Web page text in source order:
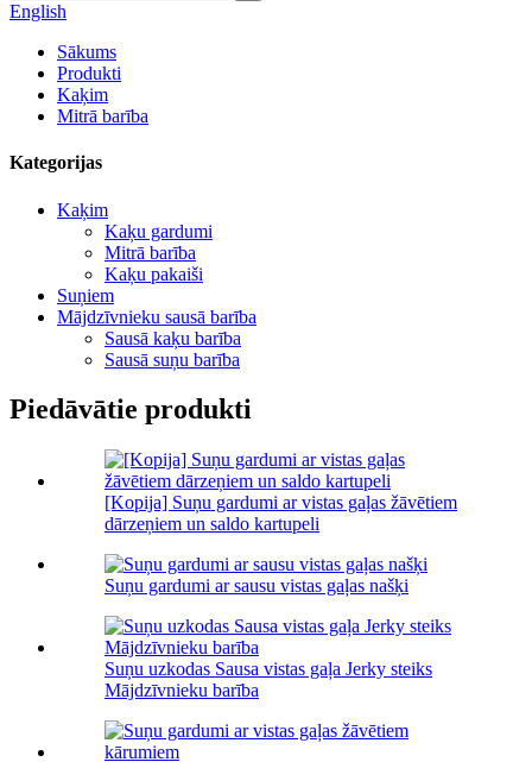
English
Sākums
Produkti
Kaķim
Mitrā barība
Kategorijas
Kaķim
Kaķu gardumi
Mitrā barība
Kaķu pakaiši
Suņiem
Mājdzīvnieku sausā barība
Sausā kaķu barība
Sausā suņu barība
Piedāvātie produkti
[Kopija] Suņu gardumi ar vistas gaļas žāvētiem
dārzeņiem un saldo kartupeli
Suņu gardumi ar sausu vistas gaļas našķi
Suņu uzkodas Sausa vistas gaļa Jerky steiks
Mājdzīvnieku barība